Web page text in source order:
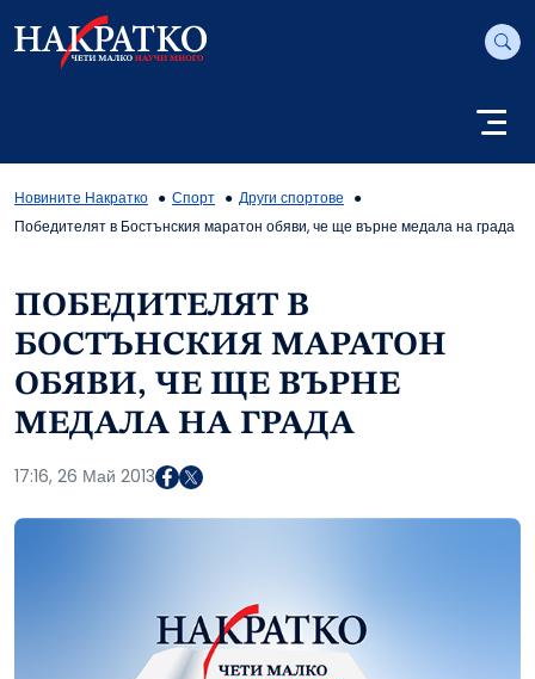
Новините Накратко Спорт
Други спортове
Победителят в Бостънския маратон обяви, че ще върне медала на града
ПОБЕДИТЕЛЯТ В
БОСТЪНСКИЯ МАРАТОН
ОБЯВИ, ЧЕ ЩЕ ВЪРНЕ
МЕДАЛА НА ГРАДА
17:16, 26 Май 2013